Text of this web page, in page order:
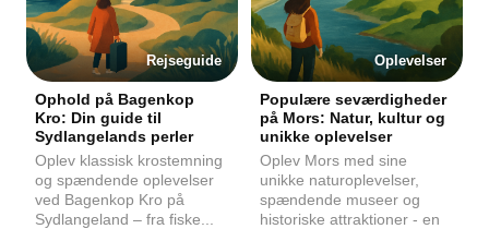
Rejseguide
Ophold på Bagenkop
Kro: Din guide til
Sydlangelands perler
Oplev klassisk krostemning
og spændende oplevelser
ved Bagenkop Kro på
Sydlangeland – fra fiske...
Oplevelser
Populære seværdigheder
på Mors: Natur, kultur og
unikke oplevelser
Oplev Mors med sine
unikke naturoplevelser,
spændende museer og
historiske attraktioner - en